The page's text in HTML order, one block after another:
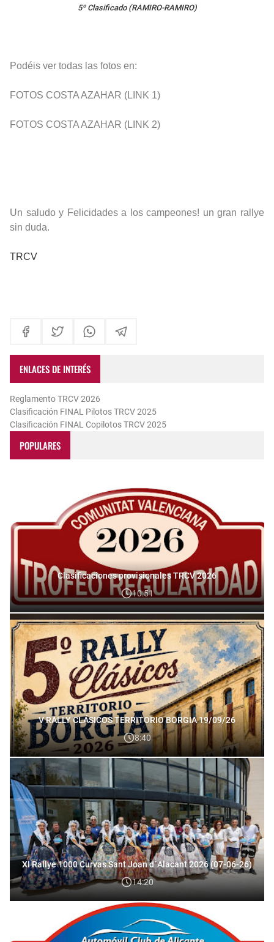
5º Clasificado (RAMIRO-RAMIRO)
Podéis ver todas las fotos en:
FOTOS COSTA AZAHAR (LINK 1)
FOTOS COSTA AZAHAR (LINK 2)
Un saludo y Felicidades a los campeones! un gran rallye
sin duda.
TRCV
ENLACES DE INTERÉS
Reglamento TRCV 2026
Clasificación FINAL Pilotos TRCV 2025
Clasificación FINAL Copilotos TRCV 2025
POPULARES
Clasificaciones provisionales TRCV 2026
10:51
V RALLY CLÁSICOS TERRITORIO BORGIA 19/09/26
8:40
XI Rallye 1000 Curvas Sant Joan d´Alacant 2026 (07-06-26)
14:20